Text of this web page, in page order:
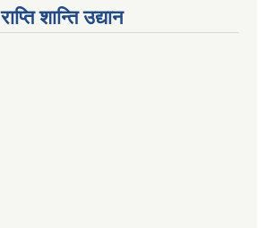
राप्ति शान्ति उद्यान